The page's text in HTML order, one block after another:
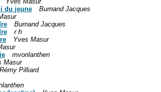
du jeune
Burnand Jacques
Burnand Jacques
r h
Yves Masur
mvonlanthen
Masur
Rémy Pilliard